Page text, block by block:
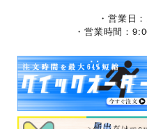
・営業日
・営業時間：